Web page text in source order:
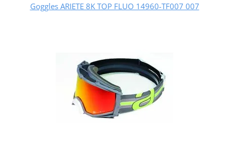
Goggles ARIETE 8K TOP FLUO 14960-TF007 007